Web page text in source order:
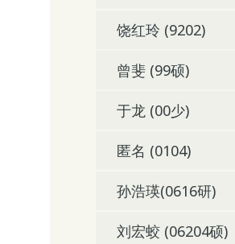
饶红玲 (9202)
曾斐 (99硕)
于龙 (00少)
匿名 (0104)
孙浩瑛(0616研)
刘宏蛟 (06204硕)